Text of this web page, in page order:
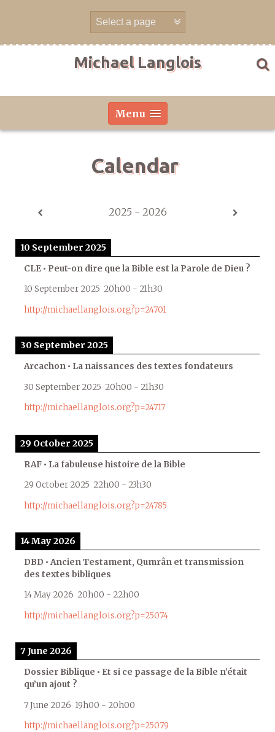
Michael Langlois
Menu
Calendar
2025 - 2026
10 September 2025
CLE • Peut-on dire que la Bible est la Parole de Dieu ?
10 September 2025 20h00 - 21h30
http://michaellanglois.org?p=24701
30 September 2025
Arcachon • La naissances des textes fondateurs
30 September 2025 20h00 - 21h30
http://michaellanglois.org?p=24717
29 October 2025
RAF • La fabuleuse histoire de la Bible
29 October 2025 22h00 - 23h30
http://michaellanglois.org?p=24785
14 May 2026
DBD • Ancien Testament, Qumrân et transmission
des textes bibliques
14 May 2026 20h00 - 22h00
http://michaellanglois.org?p=25074
7 June 2026
Dossier Biblique • Et si ce passage de la Bible n’était
qu’un ajout ?
7 June 2026 19h00 - 20h00
http://michaellanglois.org?p=25079